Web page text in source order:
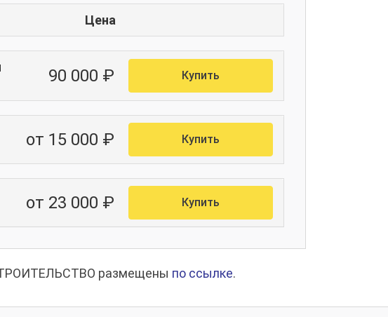
Цена
90 000 ₽ Купить
от 15 000 ₽ Купить
от 23 000 ₽ Купить
размещены по ссылке.